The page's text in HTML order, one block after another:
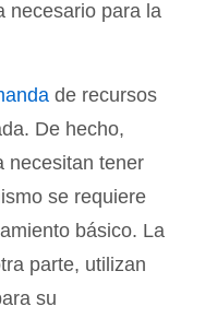
necesario para la
de recursos
De hecho,
necesitan tener
se requiere
básico. La
parte, utilizan
su